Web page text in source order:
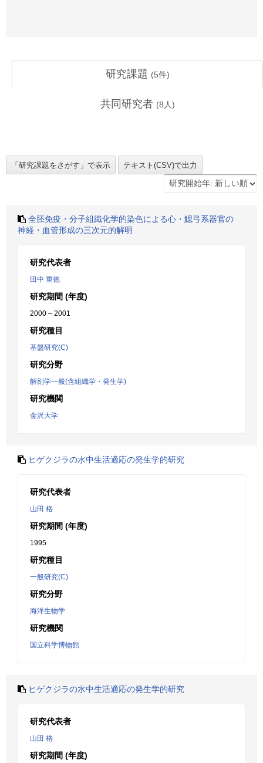
研究課題 (5件)
共同研究者 (8 人)
全胚免疫・分子組織化学的染色による心・鰓弓系器官の
神経・血管形成の三次元的解明
研究代表者
田中 重徳
研究期間 (年度)
2000 – 2001
研究種目
基盤研究(C)
研究分野
解剖学一般(含組織学・発生学)
研究機関
金沢大学
ヒゲクジラの水中生活適応の発生学的研究
研究代表者
山田 格
研究期間 (年度)
1995
研究種目
一般研究(C)
研究分野
海洋生物学
研究機関
国立科学博物館
ヒゲクジラの水中生活適応の発生学的研究
研究代表者
山田 格
研究期間 (年度)